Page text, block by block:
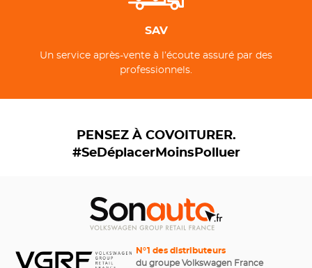
SAV
Un service après-vente à l’écoute assuré par des
professionnels.
PENSEZ À COVOITURER.
#SeDéplacerMoinsPolluer
N°1 des distributeurs
du groupe Volkswagen France